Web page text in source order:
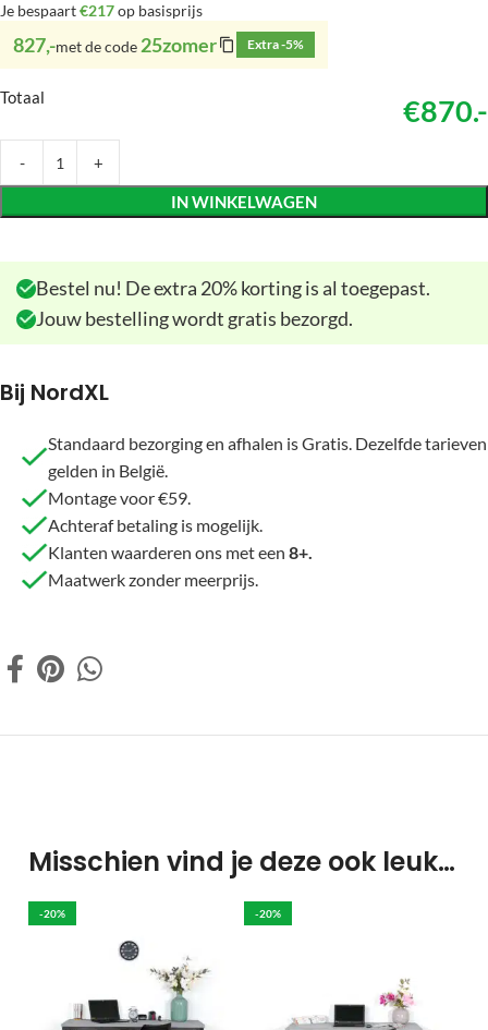
Je bespaart€217op basisprijs
827,-met de code 25zomer Extra -5%
Totaal €870.-
IN WINKELWAGEN
Bestel nu! De extra 20% korting is al toegepast.
Jouw bestelling wordt gratis bezorgd.
Bij NordXL
Standaard bezorging en afhalen is Gratis. Dezelfde tarieven
gelden in België.
Montage voor €59.
Achteraf betaling is mogelijk.
Klanten waarderen ons met een 8+.
Maatwerk zonder meerprijs.
Misschien vind je deze ook leuk…
-20% -20%